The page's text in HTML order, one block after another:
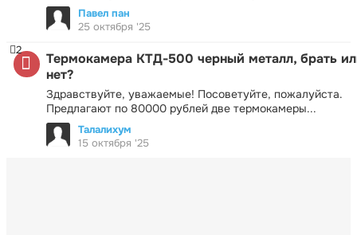
Павел пан
25 октября '25
Термокамера КТД-500 черный металл, брать
нет?
Здравствуйте, уважаемые! Посоветуйте, пожалуйста.
Предлагают по 80000 рублей две термокамеры...
2
Талалихум
15 октября '25